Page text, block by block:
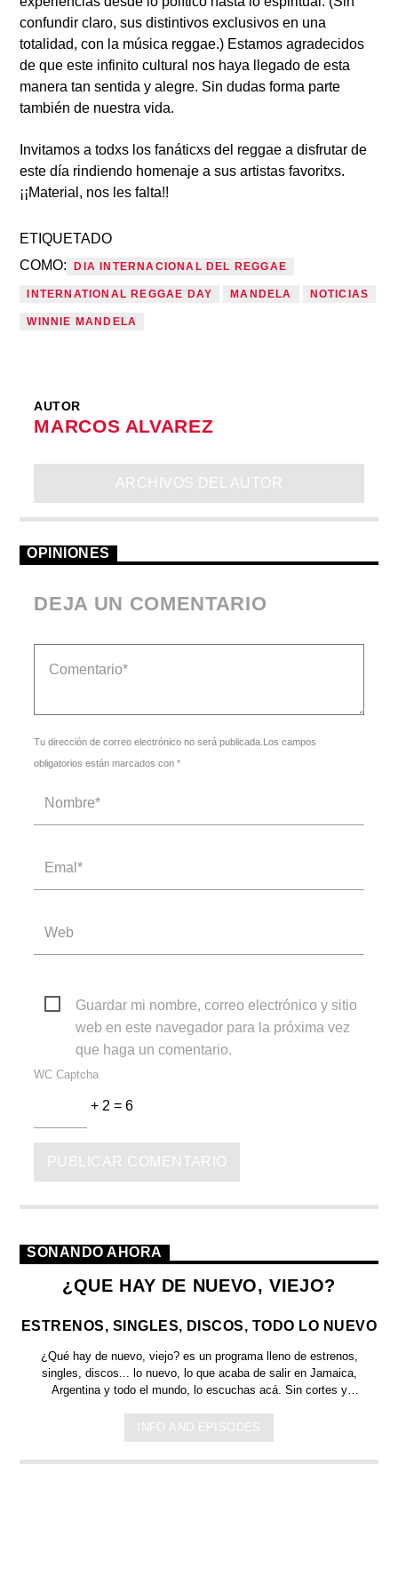
confundir claro, sus distintivos exclusivos en una
totalidad, con la música reggae.) Estamos agradecidos
de que este infinito cultural nos haya llegado de esta
manera tan sentida y alegre. Sin dudas forma parte
también de nuestra vida.
Invitamos a todxs los fanáticxs del reggae a disfrutar de
este día rindiendo homenaje a sus artistas favoritxs.
¡¡Material, nos les falta!!
ETIQUETADO
COMO:
DIA INTERNACIONAL DEL REGGAE
INTERNATIONAL REGGAE DAY MANDELA NOTICIAS
WINNIE MANDELA
AUTOR
MARCOS ALVAREZ
ARCHIVOS DEL AUTOR
OPINIONES
DEJA UN COMENTARIO
Tu dirección de correo electrónico no será publicada.Los campos
obligatorios están marcados con *
Guardar mi nombre, correo electrónico y sitio
web en este navegador para la próxima vez
que haga un comentario.
WC Captcha
+ 2 = 6
SONANDO AHORA
¿QUE HAY DE NUEVO, VIEJO?
ESTRENOS, SINGLES, DISCOS, TODO LO NUEVO
¿Qué hay de nuevo, viejo?es un programa lleno de estrenos,
singles, discos... lo nuevo,
lo que acaba de salir enJamaica,
Argentina y todo el mundo,
lo escuchas acá. Sin cortes y
INFO AND EPISODES